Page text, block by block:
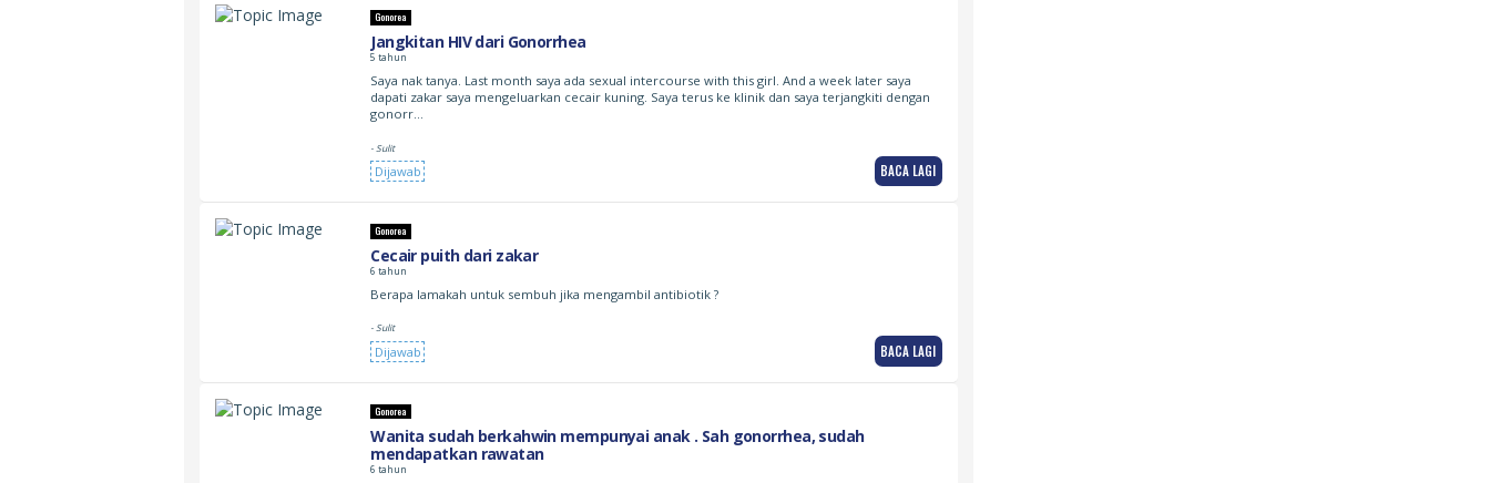
Gonorea
Jangkitan HIV dari Gonorrhea
5 tahun
Saya nak tanya. Last month saya ada sexual intercourse with this girl. And a week later saya
dapati zakar saya mengeluarkan cecair kuning. Saya terus ke klinik dan saya terjangkiti dengan
gonorr…
- Sulit
Dijawab BACA LAGI
Gonorea
Cecair puith dari zakar
6 tahun
Berapa lamakah untuk sembuh jika mengambil antibiotik ?
- Sulit
Dijawab BACA LAGI
Gonorea
Wanita sudah berkahwin mempunyai anak . Sah gonorrhea, sudah
mendapatkan rawatan
6 tahun